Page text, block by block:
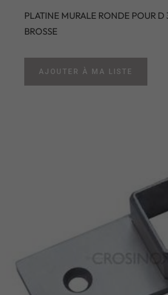
PLATINE MURALE RONDE POUR D
BROSSE
AJOUTER À MA LISTE